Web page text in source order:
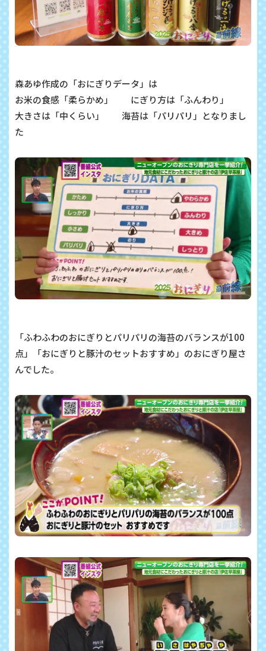
森あゆ作成の「おにぎりデータ」は
お米の食感「柔らかめ」 にぎり方は「ふんわり」
大きさは「中くらい」 海苔は「パリパリ」となりまし
た
「ふわふわのおにぎりとパリパリの海苔のバランスが100
点」「おにぎりと豚汁のセットおすすめ」のおにぎり屋さ
んでした。